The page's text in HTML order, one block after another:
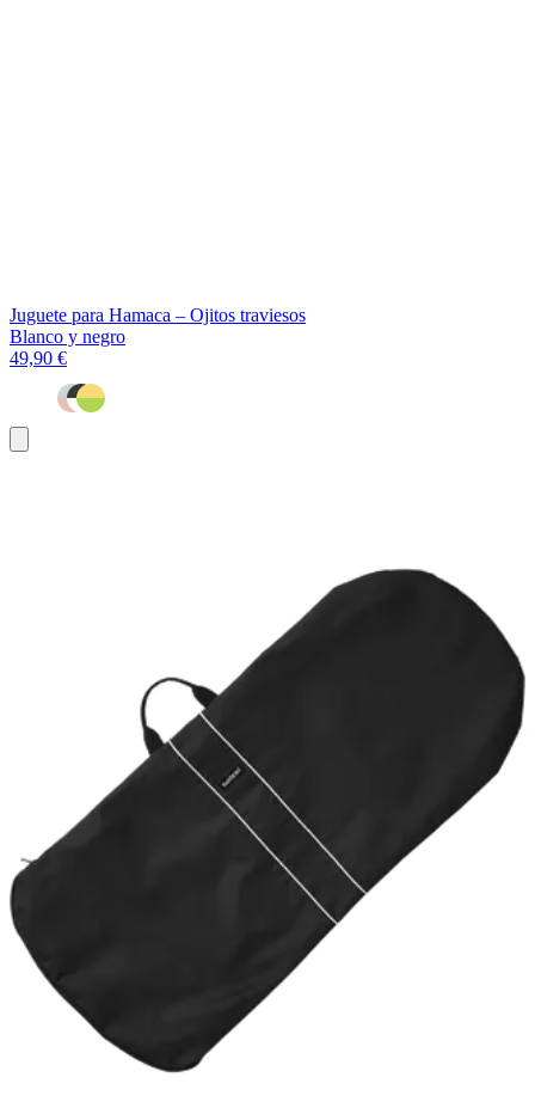
Juguete para Hamaca – Ojitos traviesos
Blanco y negro
49,90 €
al